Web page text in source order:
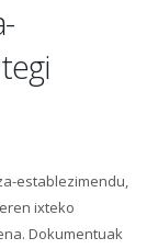
establezimendu,
ixteko
Dokumentuak